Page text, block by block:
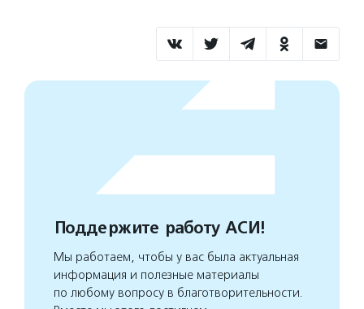
Поддержите работу АСИ!
Мы работаем, чтобы у вас была актуальная
информация и полезные материалы
по любому вопросу в благотворительности.